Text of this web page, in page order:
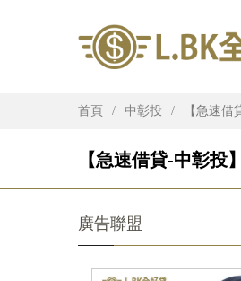
首頁 中彰投 【急速
【急速借貸-中彰投
廣告聯盟